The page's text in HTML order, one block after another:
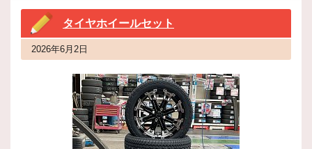
タイヤホイールセット
2026年6月2日